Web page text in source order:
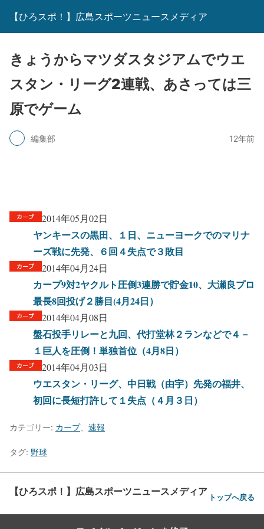
【ひろスポ！】広島スポーツニュースメディア
きょうからマツダスタジアムでウエ
スタン・リーグ2連戦、あさっては三
原でゲーム
編集部 12年前
2014年05月02日
ヤンキースの黒田、１日、ニューヨークでのマリナ
ーズ戦に先発、６回４失点で３敗目
2014年04月24日
カープ9対2ヤクルト圧倒3連勝で貯金10、大瀬良プロ
最長8回投げ２勝目(4月24日）
2014年04月08日
盤石投手リレーと九回、代打堂林２ランなどで４－
１巨人を圧倒！単独首位（4月8日）
2014年04月03日
ウエスタン・リーグ、中日戦（由宇）先発の福井、
初回に長短打許して１失点（４月３日）
カテゴリー: カープ、 速報
タグ: 野球
【ひろスポ！】広島スポーツニュースメディア トップへ戻る